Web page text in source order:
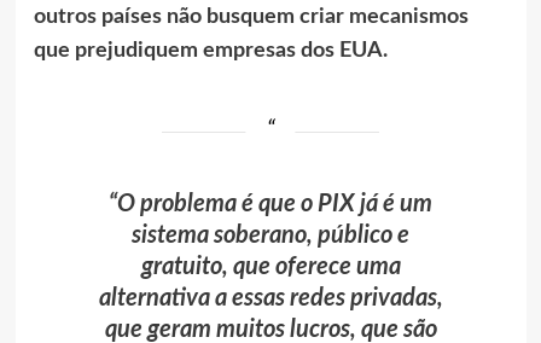
outros países não busquem criar mecanismos
que prejudiquem empresas dos EUA.
“O problema é que o PIX já é um
sistema soberano, público e
gratuito, que oferece uma
alternativa a essas redes privadas,
que geram muitos lucros, que são